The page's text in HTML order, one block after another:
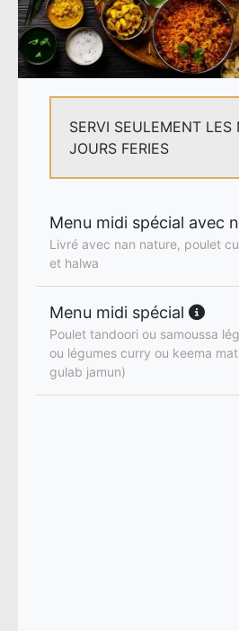
SERVI SEULEMENT
JOURS FERIES
Menu midi spécial avec
Livré avec nan nature, poulet
et halwa
Menu midi spécial
Poulet tandoori ou samoussa
ou légumes curry ou keema
gulab jamun)